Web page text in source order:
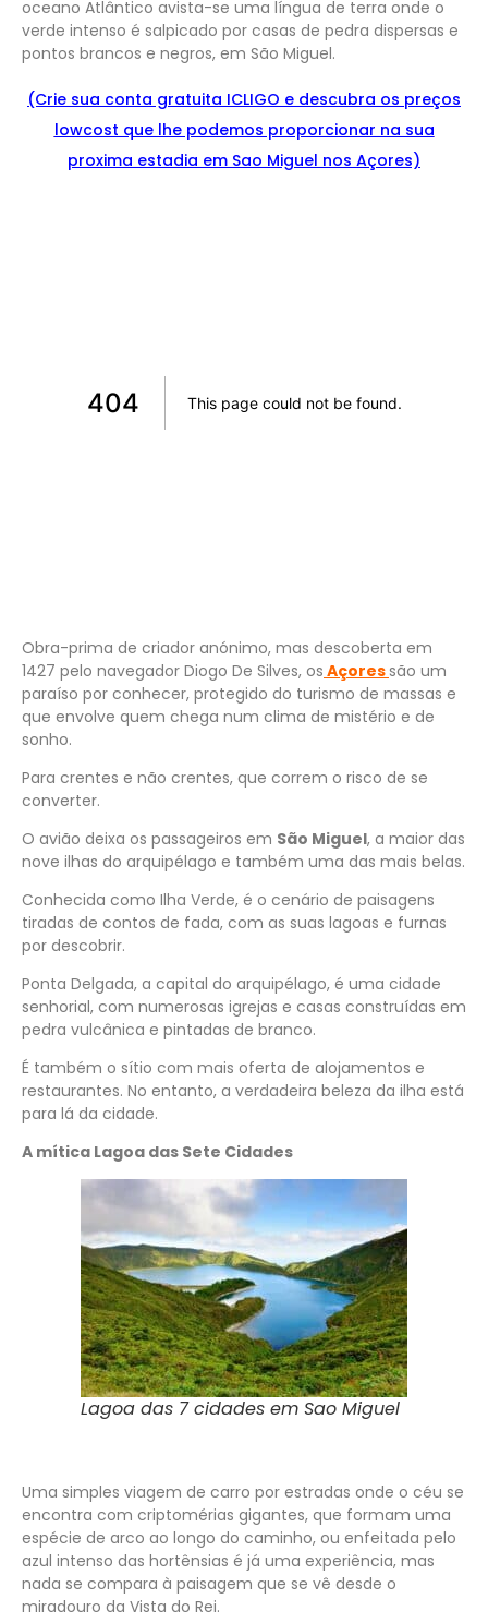
oceano Atlântico avista-se uma língua de terra onde o
verde intenso é salpicado por casas de pedra dispersas e
pontos brancos e negros, em São Miguel.
(Crie sua conta gratuita ICLIGO e descubra os preços
lowcost que lhe podemos proporcionar na sua
proxima estadia em Sao Miguel nos Açores)
Obra-prima de criador anónimo, mas descoberta em
1427 pelo navegador Diogo De Silves, os Açoressão um
paraíso por conhecer, protegido do turismo de massas e
que envolve quem chega num clima de mistério e de
sonho.
Para crentes e não crentes, que correm o risco de se
converter.
O avião deixa os passageiros em São Miguel, a maior das
nove ilhas do arquipélago e também uma das mais belas.
Conhecida como Ilha Verde, é o cenário de paisagens
tiradas de contos de fada, com as suas lagoas e furnas
por descobrir.
Ponta Delgada, a capital do arquipélago, é uma cidade
senhorial, com numerosas igrejas e casas construídas em
pedra vulcânica e pintadas de branco.
É também o sítio com mais oferta de alojamentos e
restaurantes. No entanto, a verdadeira beleza da ilha está
para lá da cidade.
A mítica Lagoa das Sete Cidades
Lagoa das 7 cidades em Sao Miguel
Uma simples viagem de carro por estradas onde o céu se
encontra com criptomérias gigantes, que formam uma
espécie de arco ao longo do caminho, ou enfeitada pelo
azul intenso das hortênsias é já uma experiência, mas
nada se compara à paisagem que se vê desde o
miradouro da Vista do Rei.